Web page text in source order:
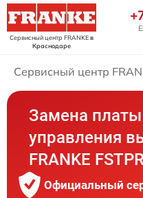
Сервисный центр FRANKEв
Краснодаре
Сервисный центр
Замена
управления
FRANKE
Официальный